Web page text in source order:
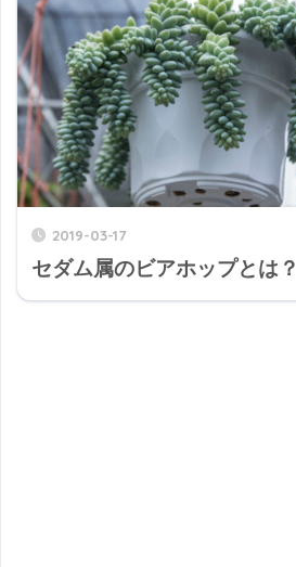
2019-03-17
セダム属のビアホップとは？